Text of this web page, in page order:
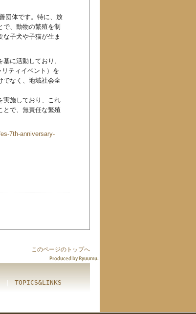
団体です。特に、放
、動物の繁殖を制
子犬や子猫が生ま
に活動しており、
ティイベント）を
でなく、地域社会全
実施しており、これ
とで、無責任な繁殖
7th-anniversary-
このページのトップへ
TOPICS&LINKS